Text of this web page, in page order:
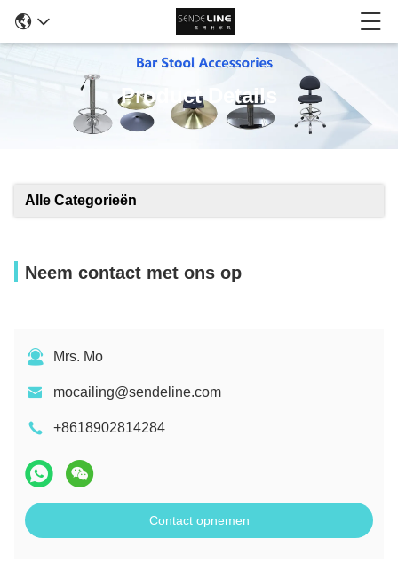
Product Details
Alle Categorieën
Neem contact met ons op
Mrs. Mo
mocailing@sendeline.com
+8618902814284
Contact opnemen